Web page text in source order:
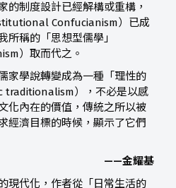
的制度設計已經解構或重構，
Confucianism）已成
所稱的「思想型儒學」
）取而代之。
家學說轉變成為一種「理性的
traditionalism），不必是以感
化內在的價值，傳統之所以被
經濟目標的時候，顯示了它們
——金耀基
現代化，作者從「日常生活的